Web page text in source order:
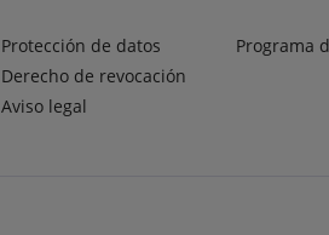
Protección de datos
Derecho de revocación
Aviso legal
Programa